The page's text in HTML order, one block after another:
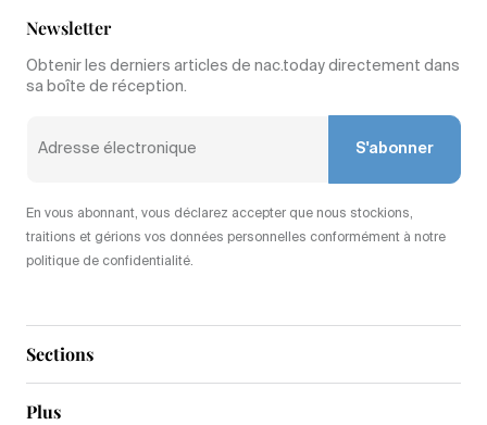
Sections
Plus
Newsletter
Obtenir les derniers articles de nac.today directement dans
sa boîte de réception.
S'abonner
En vous abonnant, vous déclarez accepter que nous stockions,
traitions et gérions vos données personnelles conformément à notre
politique de confidentialité.